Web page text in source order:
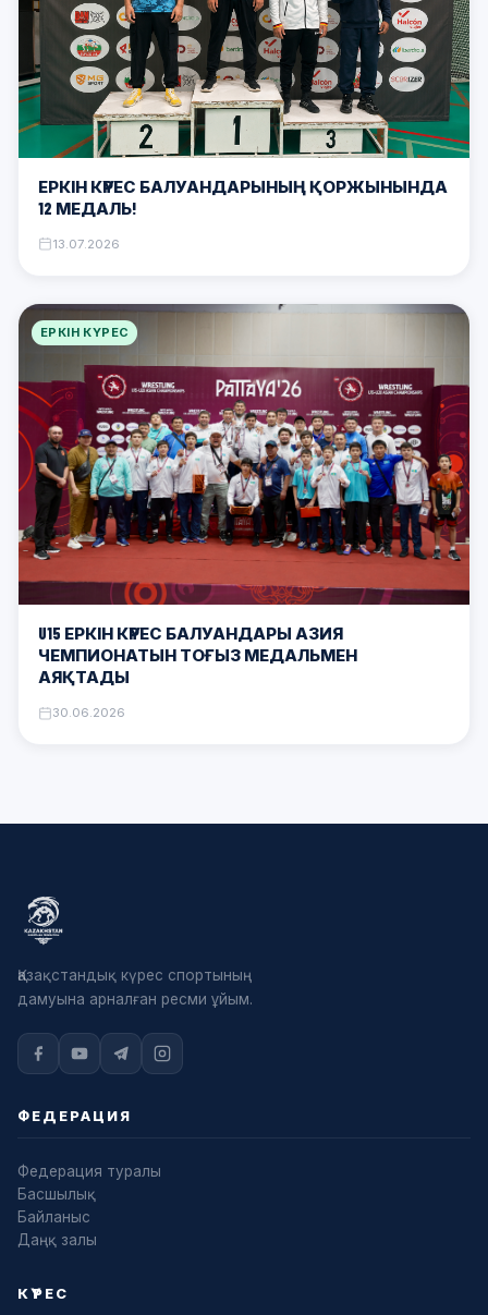
ЕРКІН КҮРЕС БАЛУАНДАРЫНЫҢ ҚОРЖЫНЫНДА
12 МЕДАЛЬ!
13.07.2026
ЕРКІН КҮРЕС
U15 ЕРКІН КҮРЕС БАЛУАНДАРЫ АЗИЯ
ЧЕМПИОНАТЫН ТОҒЫЗ МЕДАЛЬМЕН
АЯҚТАДЫ
30.06.2026
Қазақстандық күрес спортының
дамуына арналған ресми ұйым.
ФЕДЕРАЦИЯ
Федерация туралы
Басшылық
Байланыс
Даңқ залы
КҮРЕС